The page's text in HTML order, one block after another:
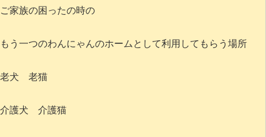
ご家族の困ったの時の
もう一つのわんにゃんのホームとして利用してもらう場所
老犬 老猫
介護犬 介護猫